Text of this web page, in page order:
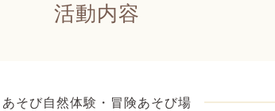
活動内容
あそび自然体験・冒険あそび場